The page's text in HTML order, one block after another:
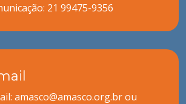
21 99475-9356
amasco@amasco.org.br ou